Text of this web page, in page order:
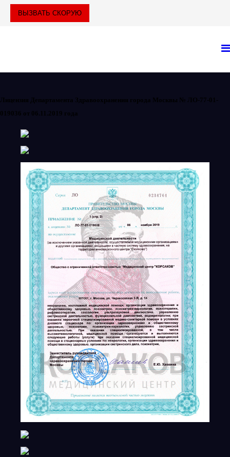
ВЫЗВАТЬ СКОРУЮ
Лицензия Департамента Здравоохранения города Москвы № ЛО-77-01-
019036 от 06.11.2019 года